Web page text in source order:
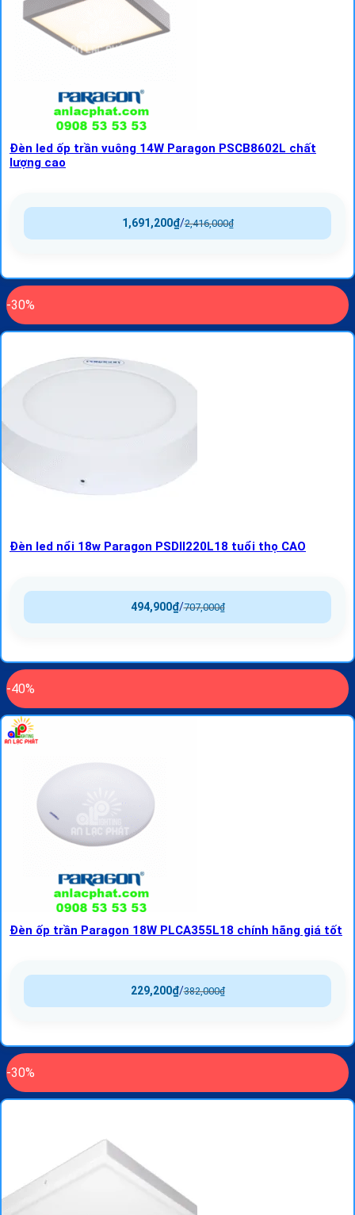
Đèn led ốp trần vuông 14W Paragon PSCB8602L chất
lượng cao
2,416,000₫
/
1,691,200₫
-30%
Đèn led nổi 18w Paragon PSDII220L18 tuổi thọ CAO
707,000₫
/
494,900₫
-40%
Đèn ốp trần Paragon 18W PLCA355L18 chính hãng giá tốt
382,000₫
/
229,200₫
-30%